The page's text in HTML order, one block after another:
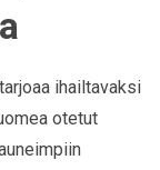
ihailtavaksi
otetut